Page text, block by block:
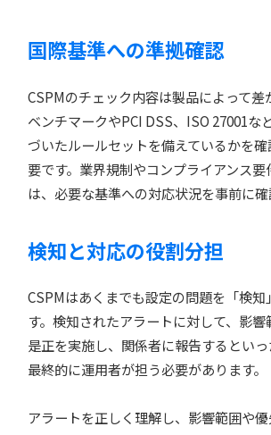
国際基準への準拠確認
CSPMのチェック内容は製品によって差
ベンチマークやPCI DSS、ISO 27001な
づいたルールセットを備えているかを
要です。業界規制やコンプライアンス
は、必要な基準への対応状況を事前に確
検知と対応の役割分担
CSPMはあくまでも設定の問題を「検知
す。検知されたアラートに対して、影響
是正を実施し、関係者に報告するといっ
最終的に運用者が担う必要があります。
アラートを正しく理解し、影響範囲や